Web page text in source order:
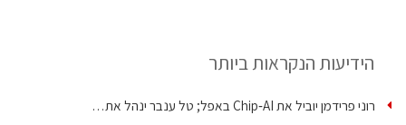
הידיעות הנקראות ביותר
רוני פרידמן יוביל את Chip‑AI באפל; טל ענבר ינהל את…